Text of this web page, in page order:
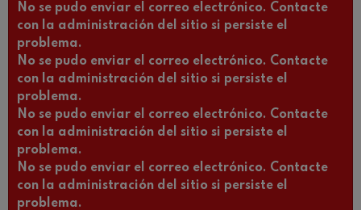
No se pudo enviar el correo electrónico. Contacte
con la administración del sitio si persiste el
problema.
No se pudo enviar el correo electrónico. Contacte
con la administración del sitio si persiste el
problema.
No se pudo enviar el correo electrónico. Contacte
con la administración del sitio si persiste el
problema.
No se pudo enviar el correo electrónico. Contacte
con la administración del sitio si persiste el
problema.